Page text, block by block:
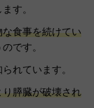
す。
な食事を続けてい
です。
れています。
り膵臓が破壊され